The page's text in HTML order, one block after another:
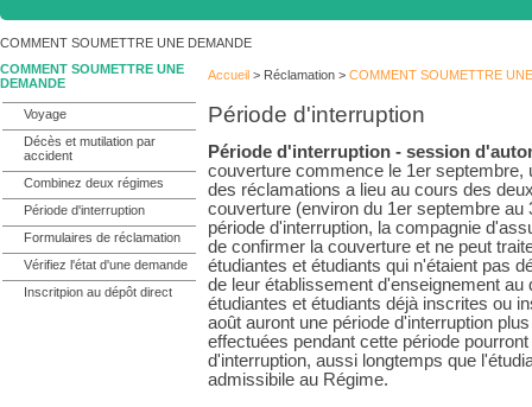
COMMENT SOUMETTRE UNE DEMANDE
COMMENT SOUMETTRE UNE
DEMANDE
Voyage
Décès et mutilation par
accident
Combinez deux régimes
Période d'interruption
Formulaires de réclamation
Vérifiez l'état d'une demande
Inscritpion au dépôt direct
Accueil > Réclamation > COMMENT SOUMETTRE
Période d'interruption
Période d'interruption - session
couverture commence le 1er septembre,
des réclamations a lieu au cours des
couverture (environ du 1er septembre au
période d'interruption, la compagnie
de confirmer la couverture et ne peut
étudiantes et étudiants qui n'étaient pas
de leur établissement d'enseignement au
étudiantes et étudiants déjà inscrites ou
août auront une période d'interruption
effectuées pendant cette période
d'interruption, aussi longtemps que
admissibile au Régime.